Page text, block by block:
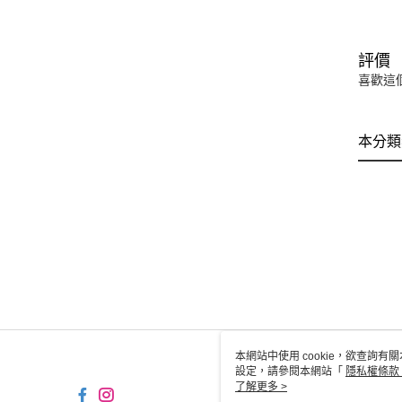
評價
喜歡這
本分
本網站中使用 cookie，欲查詢有
設定，請參閱本網站「 隱私權條款
使用 cookie。
了解更多 >